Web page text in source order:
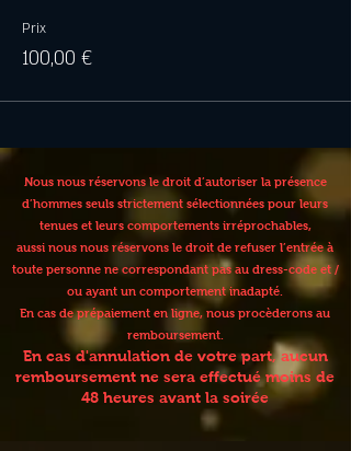
Prix
100,00 €
Nous nous réservons le droit d’autoriser la présence
d’hommes seuls strictement sélectionnées pour leurs
tenues et leurs comportements irréprochables,
aussi nous nous réservons le droit de refuser l’entrée à
toute personne ne correspondant pas au dress-code et /
ou ayant un comportement inadapté.
En cas de prépaiement en ligne, nous procèderons au
remboursement.
En cas d'annulation de votre part, aucun
remboursement ne sera effectué moins de
48 heures avant la soirée